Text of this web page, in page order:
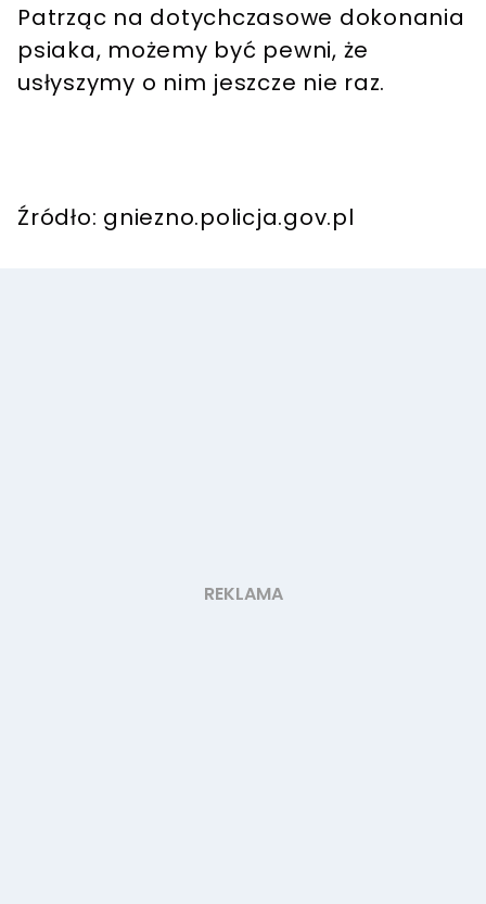
Patrząc na dotychczasowe dokonania
psiaka, możemy być pewni, że
usłyszymy o nim jeszcze nie raz.
Źródło: gniezno.policja.gov.pl